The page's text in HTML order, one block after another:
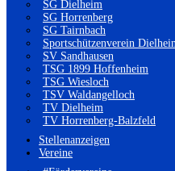
SG Dielheim
SG Horrenberg
SG Tairnbach
Sportschützenverein
SV Sandhausen
TSG 1899 Hoffenheim
TSG Wiesloch
TSV Waldangelloch
TV Dielheim
TV Horrenberg-Balzfeld
Stellenanzeigen
Vereine